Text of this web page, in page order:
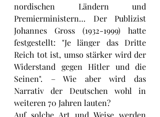
nordischen Ländern und
Premierministern… Der Publizist
Johannes Gross (1932-1999) hatte
festgestellt: "Je länger das Dritte
Reich tot ist, umso stärker wird der
Widerstand gegen Hitler und die
Seinen". – Wie aber wird das
Narrativ der Deutschen wohl in
weiteren 70 Jahren lauten?
Auf solche Art und Weise werden